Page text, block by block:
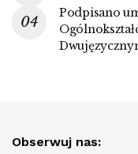
Podpisano
Obserwuj nas: